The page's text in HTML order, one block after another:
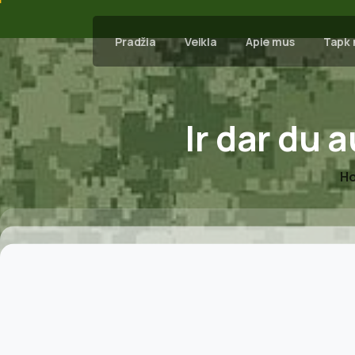
Pradžia Veikla Apie mus Tapk
Irdardu